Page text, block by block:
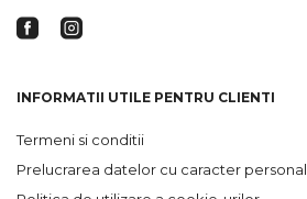
INFORMATII UTILE PENTRU CLIENTI
Termeni si conditii
Prelucrarea datelor cu caracter personal